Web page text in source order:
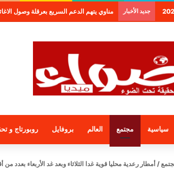
جديد الأخبار مناوي يتهم الدعم السريع بعرقلة وصول الاغاثة
سياسية مجتمع العالم بروفايل روبورتاج و
/ أمطار رعدية محليا قوية غدا الثلاثاء وبعد غد الأربعاء بعدد